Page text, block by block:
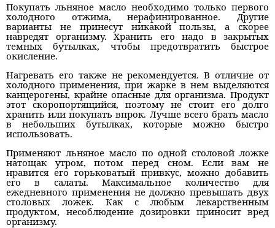
Покупать льняное масло необходимо только первого
холодного отжима, нерафинированное. Другие
варианты не принесут никакой пользы, а скорее
навредят организму. Хранить его надо в закрытых
темных бутылках, чтобы предотвратить быстрое
окисление.
Нагревать его также не рекомендуется. В отличие от
холодного применения, при жарке в нем выделяются
канцерогены, крайне опасные для организма. Продукт
этот скоропортящийся, поэтому не стоит его долго
хранить или покупать впрок. Лучше всего брать масло
в небольших бутылках, которые можно быстро
использовать.
Применяют льняное масло по одной столовой ложке
натощак утром, потом перед сном. Если вам не
нравится его горьковатый привкус, можно добавить
его в салаты. Максимальное количество для
ежедневного применения не должно превышать двух
столовых ложек. Как с любым лекарственным
продуктом, несоблюдение дозировки приносит вред
организму.